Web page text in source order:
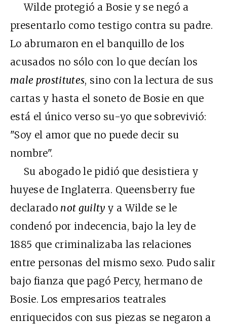
Wilde protegió a Bosie y se negó a
presentarlo como testigo contra su padre.
Lo abrumaron en el banquillo de los
acusados no sólo con lo que decían los
male prostitutes, sino con la lectura de sus
cartas y hasta el soneto de Bosie en que
está el único verso su-yo que sobrevivió:
"Soy el amor que no puede decir su
nombre".
Su abogado le pidió que desistiera y
huyese de Inglaterra. Queensberry fue
declarado not guilty y a Wilde se le
condenó por indecencia, bajo la ley de
1885 que criminalizaba las relaciones
entre personas del mismo sexo. Pudo salir
bajo fianza que pagó Percy, hermano de
Bosie. Los empresarios teatrales
enriquecidos con sus piezas se negaron a